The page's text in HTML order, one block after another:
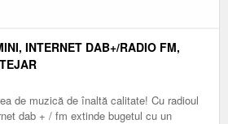
INTERNET DAB+/RADIO FM,
de muzică de înaltă calitate! Cu radioul
dab + / fm extinde bugetul cu un